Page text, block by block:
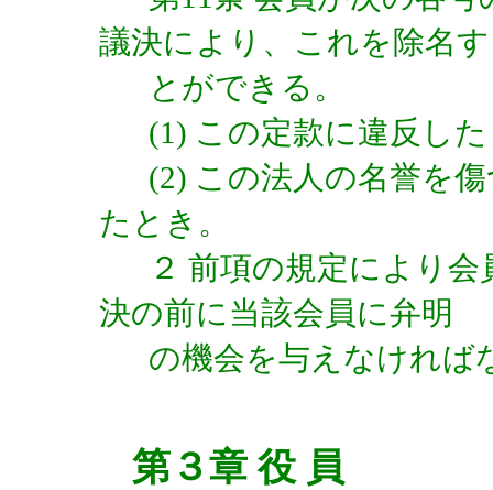
議決により、これを除名
とができる。
(1) この定款に違反し
(2) この法人の名誉を
たとき。
２ 前項の規定により
決の前に当該会員に弁明
の機会を与えなければ
第３章 役 員